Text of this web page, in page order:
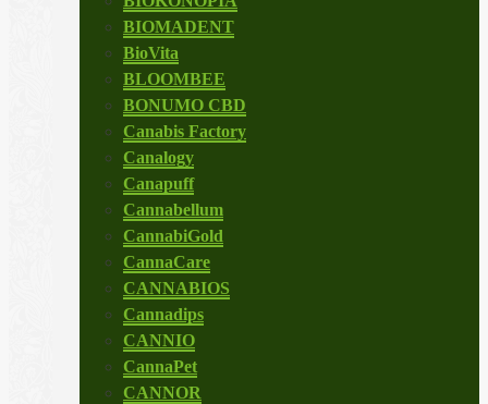
BIOMADENT
BioVita
BLOOMBEE
BONUMO CBD
Canabis Factory
Canalogy
Canapuff
Cannabellum
CannabiGold
CannaCare
CANNABIOS
Cannadips
CANNIO
CannaPet
CANNOR